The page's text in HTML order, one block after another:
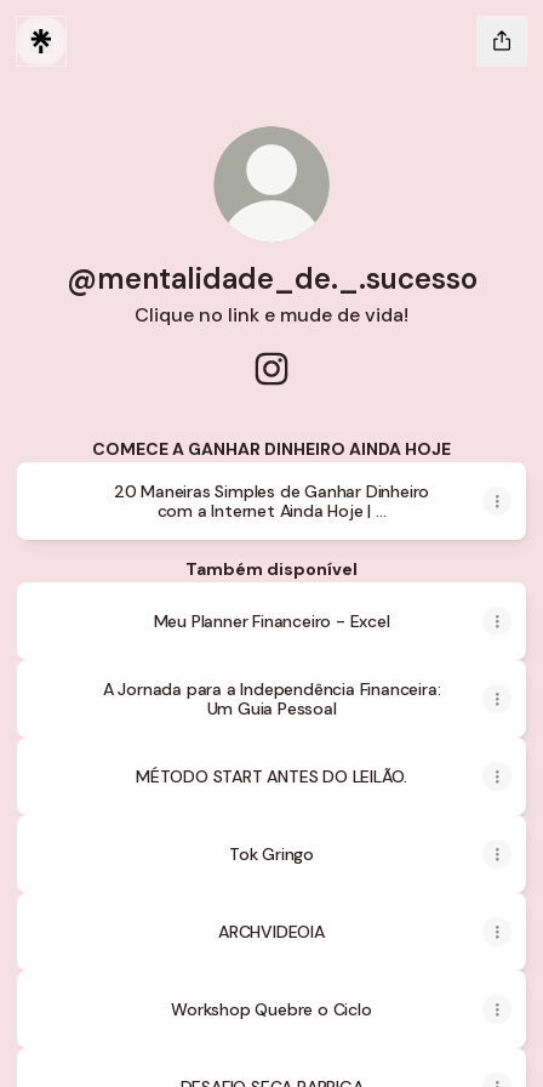
@mentalidade_de._.sucesso
Clique no link e mude de vida!
COMECE A GANHAR DINHEIRO AINDA HOJE
20 Maneiras Simples de Ganhar Dinheiro
com a Internet Ainda Hoje | ...
Também disponível
Meu Planner Financeiro - Excel
A Jornada para a Independência Financeira:
Um Guia Pessoal
MÉTODO START ANTES DO LEILÃO.
Tok Gringo
ARCHVIDEOIA
Workshop Quebre o Ciclo